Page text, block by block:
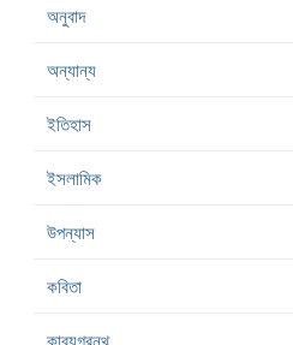
অনুবাদ
অন্যান্য
ইতিহাস
ইসলামিক
উপন্যাস
কবিতা
কাব্যগ্রন্থ